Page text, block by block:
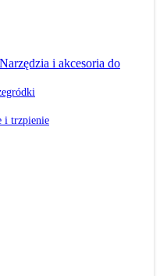
Narzędzia i akcesoria do
i trzpienie